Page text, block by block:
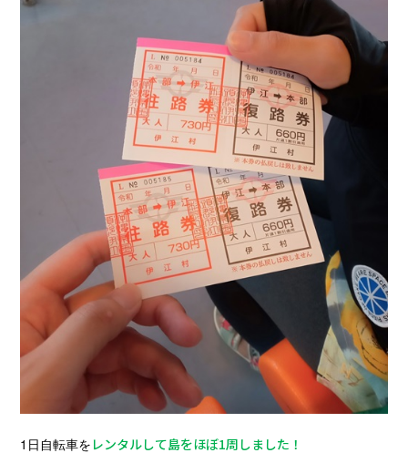
1日自転車を レンタルして島をほぼ1周しました！